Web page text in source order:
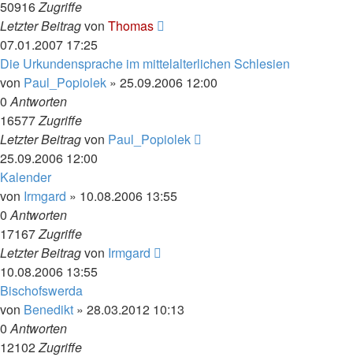
50916Zugriffe
Letzter Beitragvon Thomas
07.01.2007 17:25
Die Urkundensprache im mittelalterlichen Schlesien
von Paul_Popiolek » 25.09.2006 12:00
0Antworten
16577Zugriffe
Letzter Beitragvon Paul_Popiolek
25.09.2006 12:00
Kalender
von Irmgard » 10.08.2006 13:55
0Antworten
17167Zugriffe
Letzter Beitragvon Irmgard
10.08.2006 13:55
Bischofswerda
von Benedikt » 28.03.2012 10:13
0Antworten
12102Zugriffe